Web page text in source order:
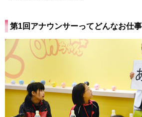
第1回アナウンサーってどんなお仕